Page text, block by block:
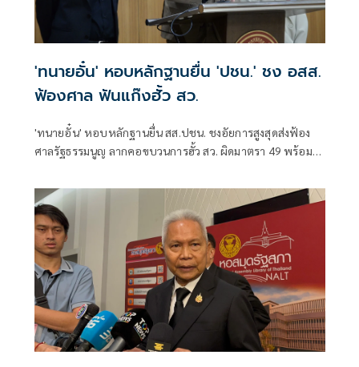
'ทนายอั๋น' หอบหลักฐานยื่น 'ปชน.' ชง อสส.
ฟ้องศาล ฟันแก๊งฮั้ว สว.
'ทนายอั๋น' หอบหลักฐานยื่น สส.ปชน. ชงอัยการสูงสุดส่งฟ้อง
ศาลรัฐธรรมนูญ ลากคอขบวนการฮั้ว สว. ผิดมาตรา 49 พร้อม